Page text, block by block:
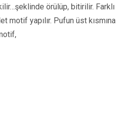
örülüp, bitirilir. Farklı
motif yapılır. Pufun üst kısmına